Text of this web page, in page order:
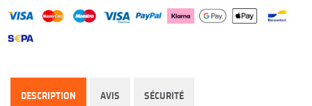
DESCRIPTION AVIS SÉCURITÉ